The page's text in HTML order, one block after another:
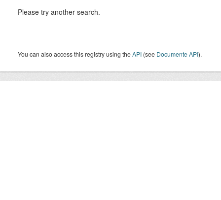
Please try another search.
You can also access this registry using theAPI (see Documente API).